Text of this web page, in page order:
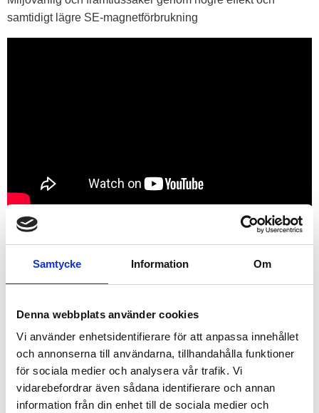
Samtycke Information Om
Denna webbplats använder cookies
Vi använder enhetsidentifierare för att anpassa innehållet
och annonserna till användarna, tillhandahålla funktioner
för sociala medier och analysera vår trafik. Vi
vidarebefordrar även sådana identifierare och annan
information från din enhet till de sociala medier och
samtidigt lägre SE-magnetförbrukning